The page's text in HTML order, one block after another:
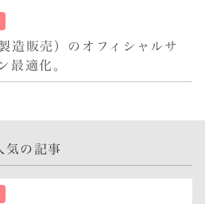
造販売）のオフィシャルサ
最適化。
気の記事